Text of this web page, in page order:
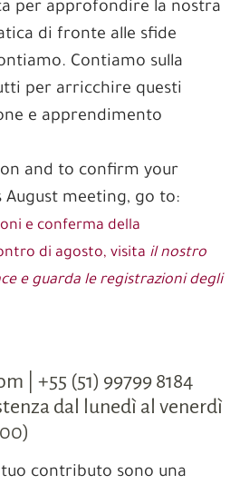
per approfondire la nostra
di fronte alle sfide
Contiamo sulla
per arricchire questi
e apprendimento
and to confirm your
meeting, go to:
e conferma della
di agosto, visita il nostro
e guarda le registrazioni degli
| +55 (51) 99799 8184
dal lunedì al venerdì
contributo sono una